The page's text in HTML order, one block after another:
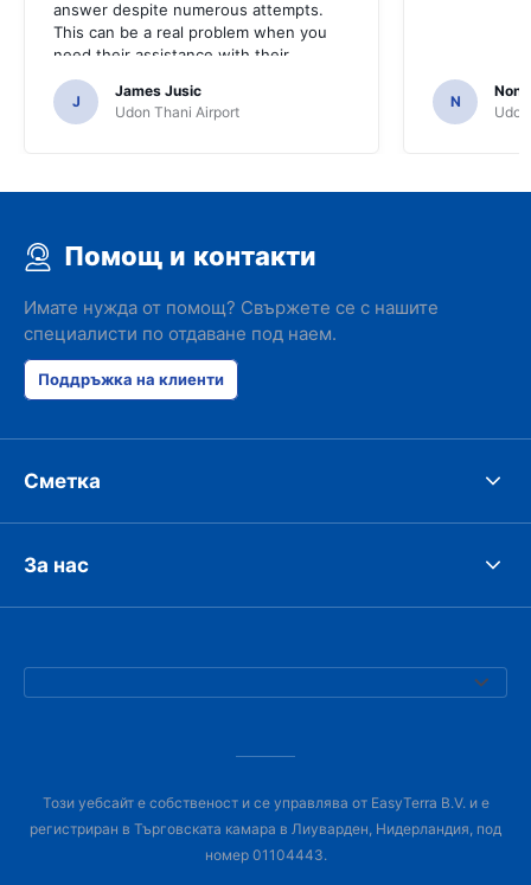
answer despite numerous attempts.
This can be a real problem when you
need their assistance with their
services or car.
J
James Jusic
Udon Thani Airport
N
Помощ и контакти
Имате нужда от помощ? Свържете се с нашите
специалисти по отдаване под наем.
Поддръжка на клиенти
Сметка
За нас
Този уебсайт е собственост и се управлява от EasyTerra B.V. и е
регистриран в Търговската камара в Лиуварден, Нидерландия, под
номер 01104443.